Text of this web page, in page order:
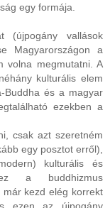
egy formája.
(újpogány vallások
Magyarországon a
volna megmutatni. A
kulturális elem
Buddha és a magyar
ezekben a
csak azt szeretném
egy posztot erről),
kulturális és
a buddhizmus
már kezd elég korrekt
ezen az újpogány